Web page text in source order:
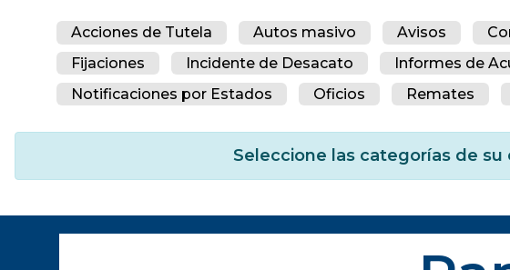
Acciones de Tutela Autos masivo Avisos
Fijaciones
Incidente de Desacato Informes de
Notificaciones por Estados
Oficios Remates
Seleccione las categorías de